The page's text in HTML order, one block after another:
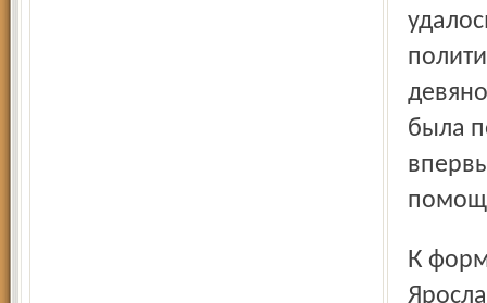
была
К формированию клинической психиатрической школы в